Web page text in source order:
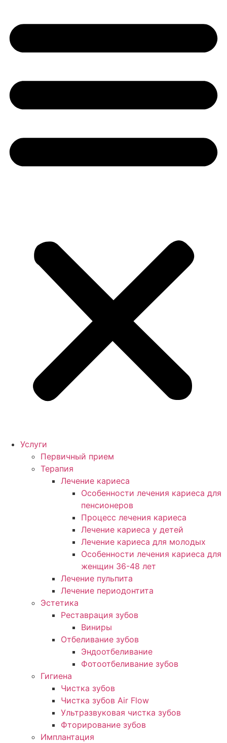
Услуги
Первичный прием
Терапия
Лечение кариеса
Особенности лечения кариеса для
пенсионеров
Процесс лечения кариеса
Лечение кариеса у детей
Лечение кариеса для молодых
Особенности лечения кариеса для
женщин 36-48 лет
Лечение пульпита
Лечение периодонтита
Эстетика
Реставрация зубов
Виниры
Отбеливание зубов
Эндоотбеливание
Фотоотбеливание зубов
Гигиена
Чистка зубов
Чистка зубов Air Flow
Ультразвуковая чистка зубов
Фторирование зубов
Имплантация